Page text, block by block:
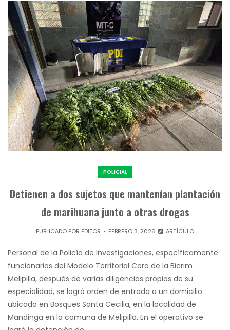
POLICIAL
Detienen a dos sujetos que mantenían plantación
de marihuana junto a otras drogas
PUBLICADO POR EDITOR FEBRERO 3, 2026 ARTÍCULO
Personal de la Policía de Investigaciones, específicamente
funcionarios del Modelo Territorial Cero de la Bicrim
Melipilla, después de varias diligencias propias de su
especialidad, se logró orden de entrada a un domicilio
ubicado en Bosques Santa Cecilia, en la localidad de
Mandinga en la comuna de Melipilla. En el operativo se